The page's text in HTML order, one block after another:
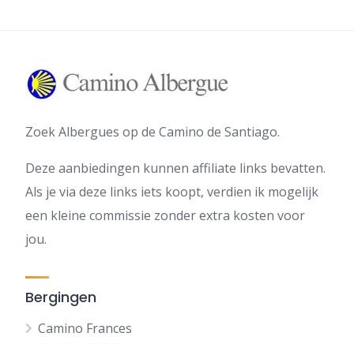
Zoek Albergues op de Camino de Santiago.
Deze aanbiedingen kunnen affiliate links bevatten.
Als je via deze links iets koopt, verdien ik mogelijk
een kleine commissie zonder extra kosten voor
jou.
Bergingen
Camino Frances